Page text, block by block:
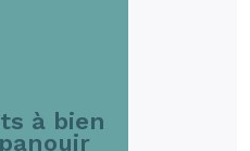
à bien